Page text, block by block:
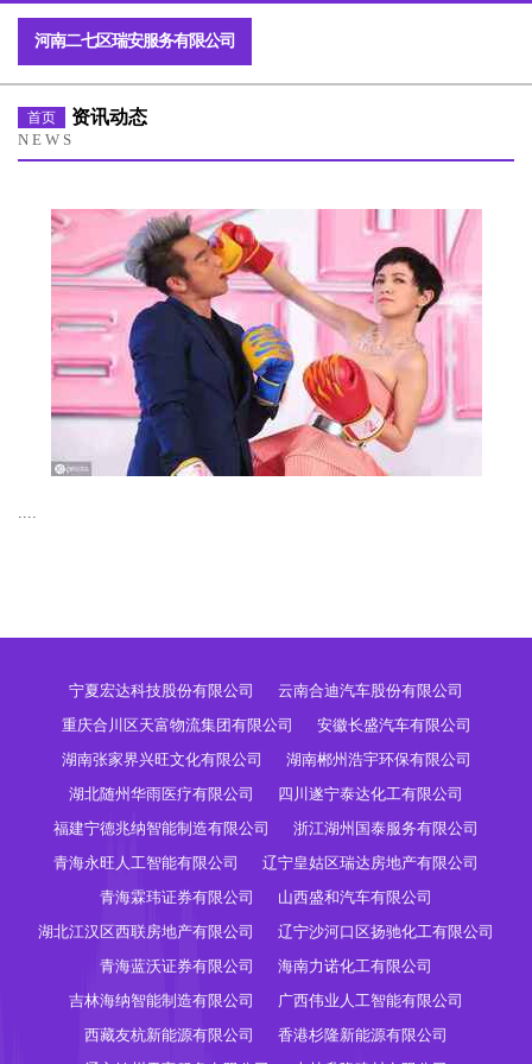
河南二七区瑞安服务有限公司
首页 资讯动态
NEWS
....
宁夏宏达科技股份有限公司
云南合迪汽车股份有限公司
重庆合川区天富物流集团有限公司
安徽长盛汽车有限公司
湖南张家界兴旺文化有限公司
湖南郴州浩宇环保有限公司
湖北随州华雨医疗有限公司
四川遂宁泰达化工有限公司
福建宁德兆纳智能制造有限公司
浙江湖州国泰服务有限公司
青海永旺人工智能有限公司
辽宁皇姑区瑞达房地产有限公司
青海霖玮证券有限公司
山西盛和汽车有限公司
湖北江汉区西联房地产有限公司
辽宁沙河口区扬驰化工有限公司
青海蓝沃证券有限公司
海南力诺化工有限公司
吉林海纳智能制造有限公司
广西伟业人工智能有限公司
西藏友杭新能源有限公司
香港杉隆新能源有限公司